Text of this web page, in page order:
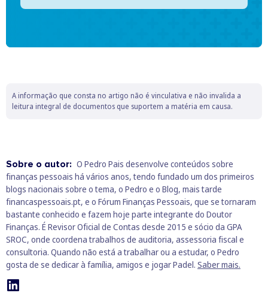
A informação que consta no artigo não é vinculativa e não invalida a
leitura integral de documentos que suportem a matéria em causa.
Sobre o autor: O Pedro Pais desenvolve conteúdos sobre
finanças pessoais há vários anos, tendo fundado um dos primeiros
blogs nacionais sobre o tema, o Pedro e o Blog, mais tarde
financaspessoais.pt, e o Fórum Finanças Pessoais, que se tornaram
bastante conhecido e fazem hoje parte integrante do Doutor
Finanças. É Revisor Oficial de Contas desde 2015 e sócio da GPA
SROC, onde coordena trabalhos de auditoria, assessoria fiscal e
consultoria. Quando não está a trabalhar ou a estudar, o Pedro
gosta de se dedicar à família, amigos e jogar Padel. Saber mais.